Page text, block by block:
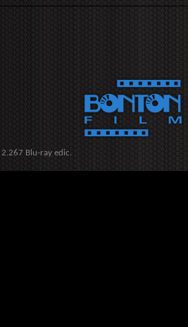
Blu-ray edic.